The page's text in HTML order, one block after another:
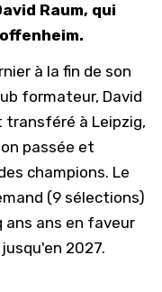
Raum, qui
à la fin de son
formateur, David
à Leipzig,
passée et
champions. Le
(9 sélections)
ans ans en faveur
2027.